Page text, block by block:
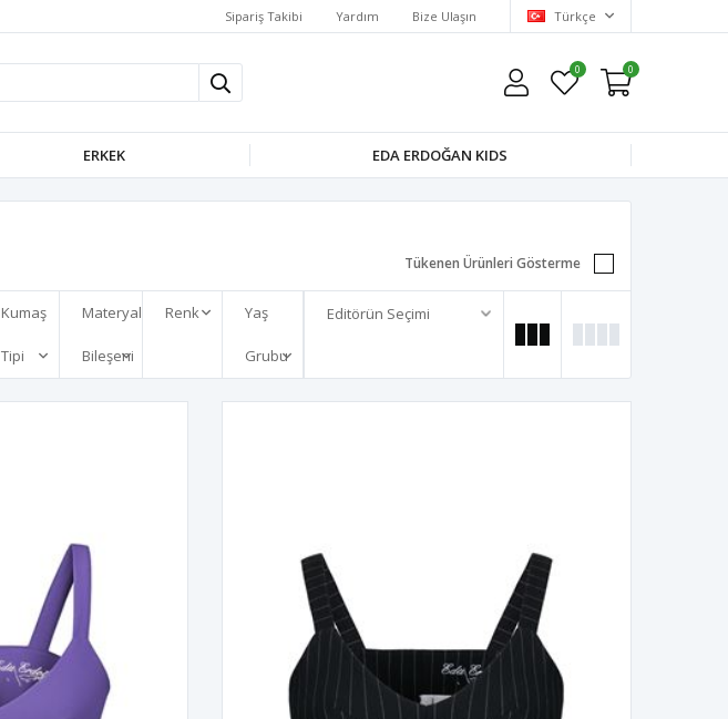
Sipariş Takibi Yardım Bize Ulaşın Türkçe
0 0
ERKEK EDA ERDOĞAN KIDS
Tükenen Ürünleri Gösterme
Kumaş
Tipi
Materyal
Bileşeni
Renk Yaş
Grubu